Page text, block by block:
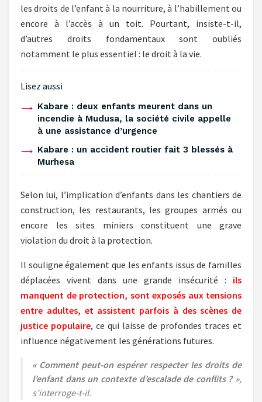
les droits de l’enfant à la nourriture, à l’habillement ou
encore à l’accès à un toit. Pourtant, insiste-t-il,
d’autres droits fondamentaux sont oubliés
notamment le plus essentiel : le droit à la vie.
Lisez aussi
Kabare : deux enfants meurent dans un
incendie à Mudusa, la société civile appelle
à une assistance d’urgence
‎Kabare : un accident routier fait 3 blessés à
Murhesa ‎
Selon lui, l’implication d’enfants dans les chantiers de
construction, les restaurants, les groupes armés ou
encore les sites miniers constituent une grave
violation du droit à la protection.
Il souligne également que les enfants issus de familles
déplacées vivent dans une grande insécurité : ils
manquent de protection, sont exposés aux tensions
entre adultes, et assistent parfois à des scènes de
justice populaire, ce qui laisse de profondes traces et
influence négativement les générations futures.
« Comment peut-on espérer respecter les droits de
l’enfant dans un contexte d’escalade de conflits ? »,
s’interroge-t-il.